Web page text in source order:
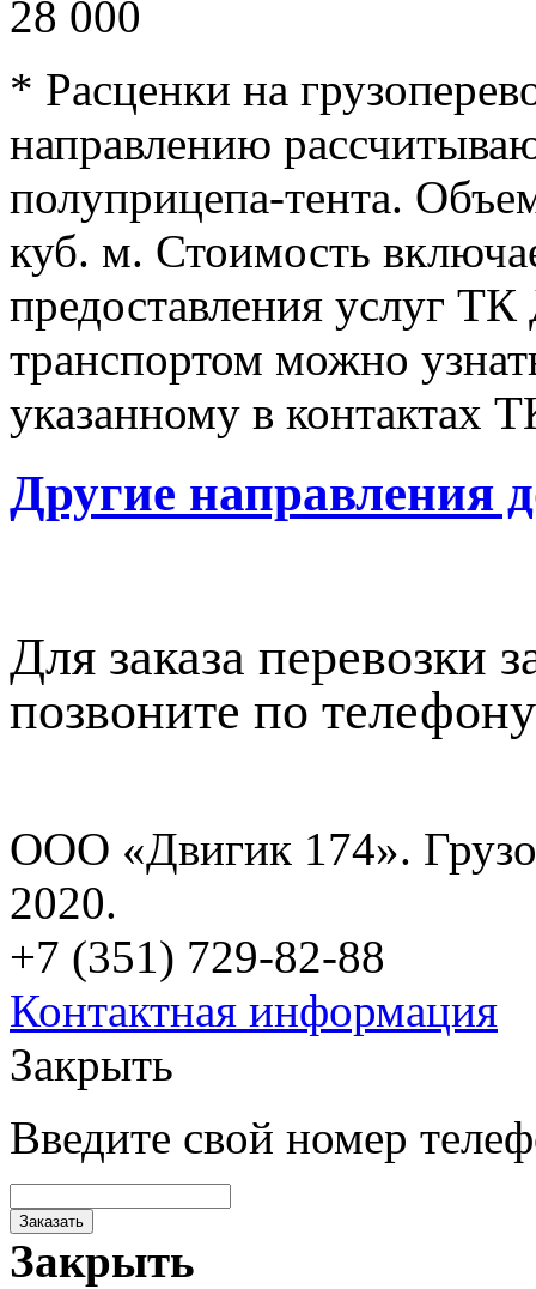
28 000
* Расценки на
направлению
полуприцепа-тента.
куб. м. Стоимость
предоставления услуг
транспортом можно
указанному в контактах
Другие направления
Для заказа перевозки
позвоните по
ООО «Двигик 174».
2020.
+7 (351) 729-82-88
Контактная информация
Закрыть
Введите свой номер
Заказать
Закрыть